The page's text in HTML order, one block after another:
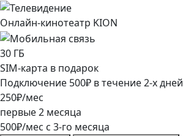
Онлайн-кинотеатр KION
30 ГБ
SIM-карта в подарок
Подключение 500₽ в течение2-х дней
250₽/мес
первые2 месяца
500₽/мес c 3-го месяца